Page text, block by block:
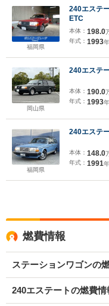
福岡県
240エステ
ETC
本体： 198.0
年式： 1993年
岡山県
240エステ
本体： 190.0
年式： 1993年
福岡県
240エステ
本体： 148.0
年式： 1991年
燃費情報
ステーションワゴンの
240エステートの燃費情